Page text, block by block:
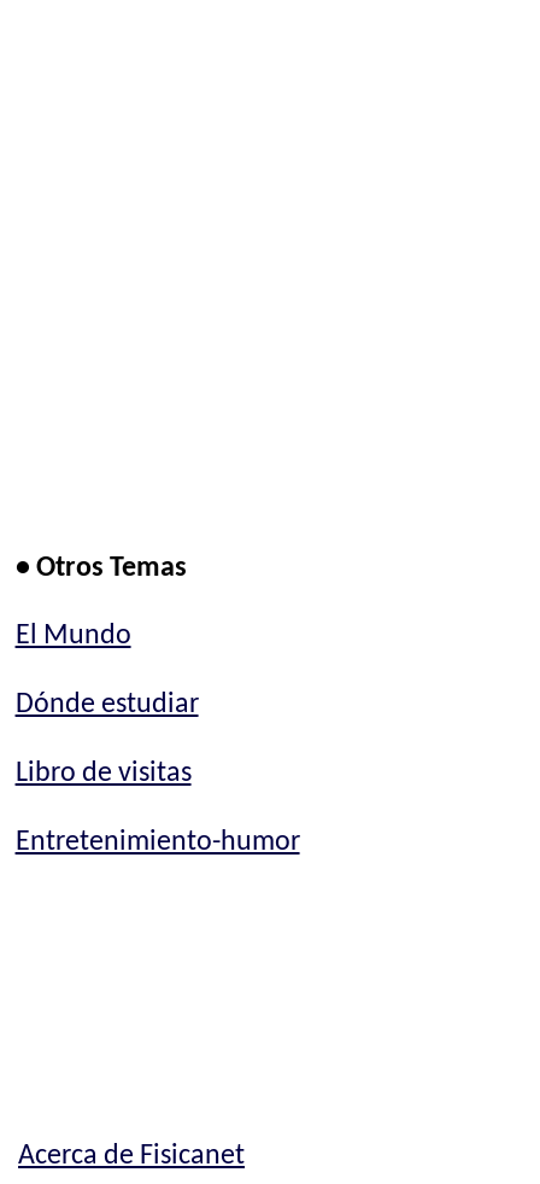
• Otros Temas
El Mundo
Dónde estudiar
Libro de visitas
Entretenimiento-humor
Acerca de Fisicanet